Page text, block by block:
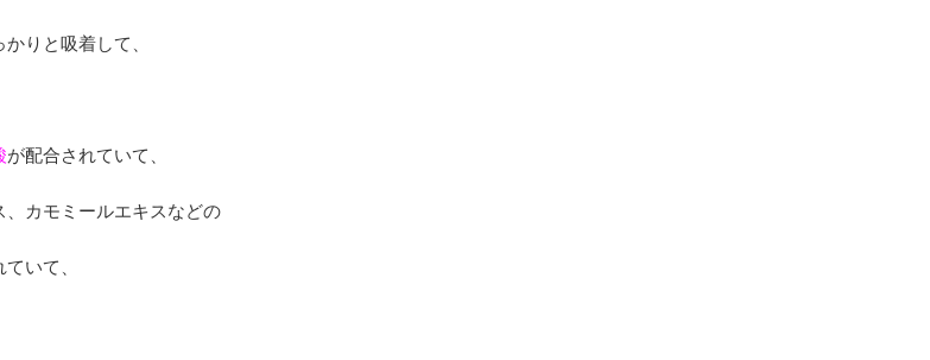
りと吸着して、
が配合されていて、
カモミールエキスなどの
いて、